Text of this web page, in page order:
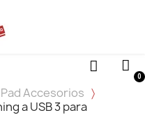
Accesorios
a USB 3 para